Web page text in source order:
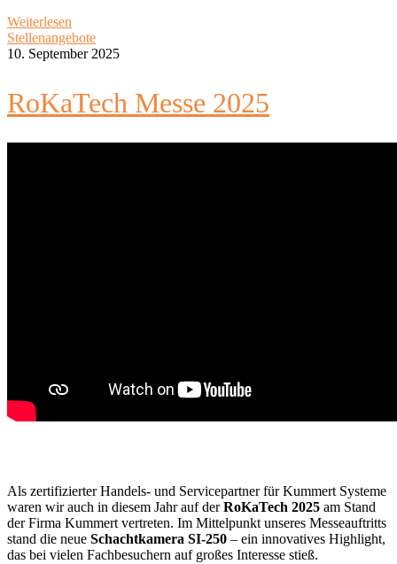
Weiterlesen
Stellenangebote
10. September 2025
RoKaTech Messe 2025
Als zertifizierter Handels- und Servicepartner für Kummert Systeme
waren wir auch in diesem Jahr auf derRoKaTech 2025 am Stand
der Firma Kummert vertreten. Im Mittelpunkt unseres Messeauftritts
stand die neue Schachtkamera SI-250 – ein innovatives Highlight,
das bei vielen Fachbesuchern auf großes Interesse stieß.